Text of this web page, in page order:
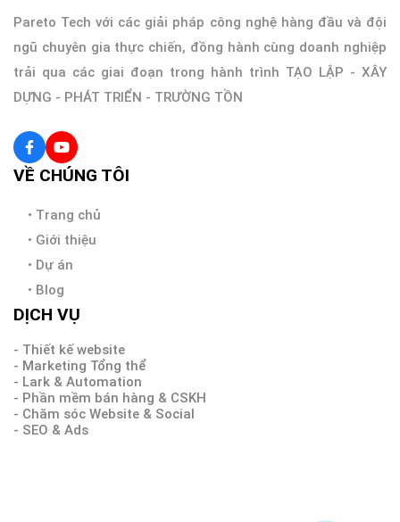
Pareto Tech với các giải pháp công nghệ hàng đầu và đội
ngũ chuyên gia thực chiến, đồng hành cùng doanh nghiệp
trải qua các giai đoạn trong hành trình TẠO LẬP - XÂY
DỰNG - PHÁT TRIỂN - TRƯỜNG TỒN
VỀ CHÚNG TÔI
• Trang chủ
• Giới thiệu
• Dự án
• Blog
DỊCH VỤ
- Thiết kế website
- Marketing Tổng thể
- Lark & Automation
- Phần mềm bán hàng & CSKH
- Chăm sóc Website & Social
- SEO & Ads